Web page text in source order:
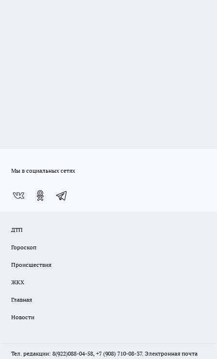
Мы в социальных сетях
ДТП
Гороскоп
Происшествия
ЖКХ
Главная
Новости
Тел. редакции: 8(922)088-04-58, +7 (908) 710-08-37. Электронная почта